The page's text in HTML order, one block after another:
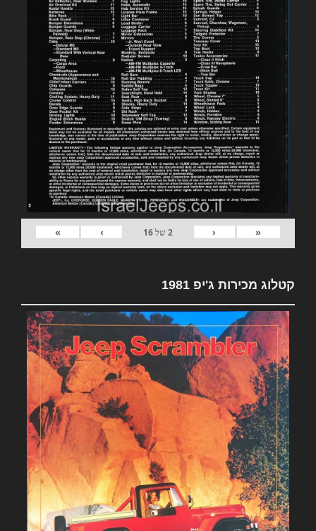
«
‹
2של16
›
»
קטלוג מכירות ג'יפ 1981